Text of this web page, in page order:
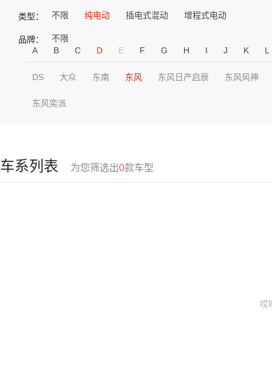
类型： 不限 纯电动 插电式混动 增程式电动
品牌：
不限
A
B C D E F G H I J K L
DS 大众 东南 东风 东风日产启辰 东风风神
东风奕派
车系列表 为您筛选出0款车型
哎